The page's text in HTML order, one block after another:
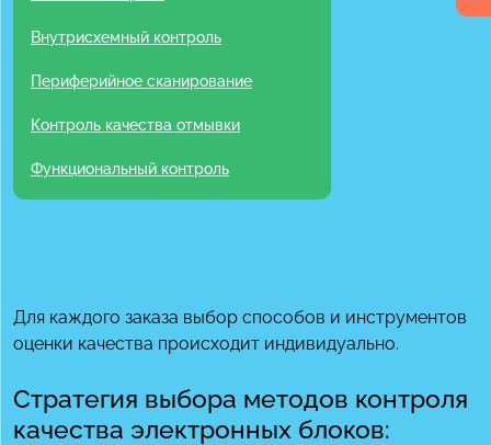
Внутрисхемный контроль
Периферийное сканирование
Контроль качества отмывки
Функциональный контроль
Для каждого заказа выбор способов и инструментов
оценки качества происходит индивидуально.
Стратегия выбора методов контроля
качества электронных блоков: